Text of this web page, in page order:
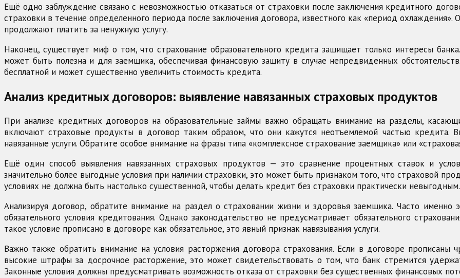
Ещё одно заблуждение связано с невозможностью отказаться от страховки после заключения кредитного
страховки в течение определенного периода после заключения договора, известного как «период
продолжают платить за ненужную услугу.
Наконец, существует миф о том, что страхование образовательного кредита защищает только интересы
может быть полезна и для заемщика, обеспечивая финансовую защиту в случае непредвиденных
бесплатной и может существенно увеличить стоимость кредита.
Анализ кредитных договоров: выявление навязанных страховых продуктов
При анализе кредитных договоров на образовательные займы важно обращать внимание на разделы,
включают страховые продукты в договор таким образом, что они кажутся неотъемлемой частью кредита.
навязанные услуги. Обратите особое внимание на фразы типа «комплексное страхование заемщика» или
Ещё один способ выявления навязанных страховых продуктов — это сравнение процентных ставок и
значительно более выгодные условия при наличии страховки, это может быть признаком того, что страховой
условиях не должна быть настолько существенной, чтобы делать кредит без страховки практически невыгодным.
Анализируя договор, обратите внимание на раздел о страховании жизни и здоровья заемщика. Часто
обязательного условия кредитования. Однако законодательство не предусматривает обязательного
такое условие прописано в договоре как обязательное, это явный признак навязывания услуги.
Важно также обратить внимание на условия расторжения договора страхования. Если в договоре
высокие штрафы за досрочное расторжение, это может свидетельствовать о том, что банк стремится
Законные условия должны предусматривать возможность отказа от страховки без существенных финансовых